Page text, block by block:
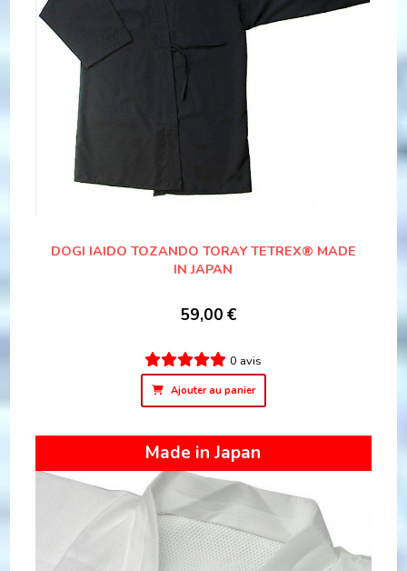
DOGI IAIDO TOZANDO TORAY TETREX® MADE
IN JAPAN
59,00 €
0 avis
Ajouter au panier
Made in Japan